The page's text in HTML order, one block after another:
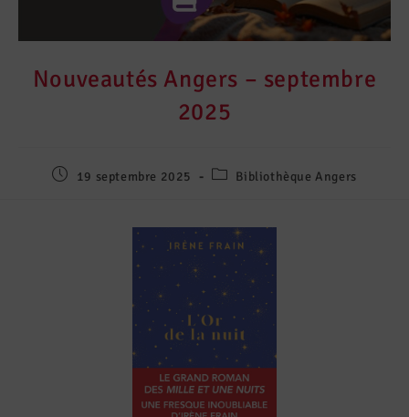
Nouveautés Angers – septembre
2025
19 septembre 2025 Bibliothèque Angers